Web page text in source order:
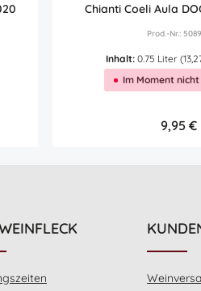
Chianti Coeli Aula
Prod.-Nr.:
Inhalt: 0.75 Liter
Im Moment
9,95 €